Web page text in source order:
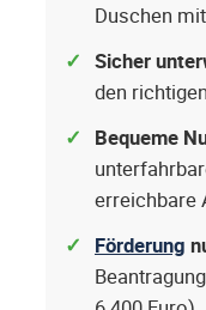
Duschen
Sicher
den
Bequeme
erreichbare
Förderung